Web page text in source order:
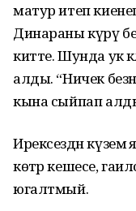
матур итеп
Динараны күрү
китте. Шунда ук
алды. “Ничек
кына сыйпап
Ирексездән
көтәр кешесе,
югалтмый.